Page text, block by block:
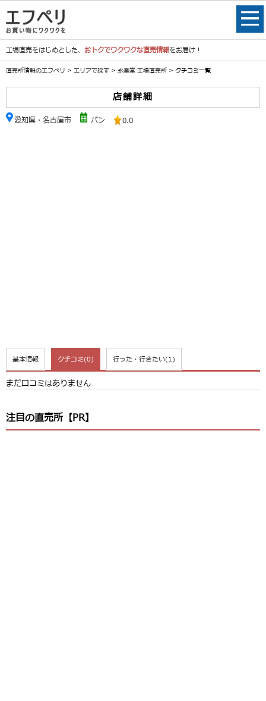
工場直売をはじめとした、 おトクでワクワクな直売情報をお届け！
直売所情報のエフペリ > エリアで探す > 永楽堂 工場直売所 > クチコミ一覧
店舗詳細
愛知県・名古屋市 パン 0.0
基本情報 クチコミ(0) 行った・行きたい(1)
まだ口コミはありません
注目の直売所【PR】